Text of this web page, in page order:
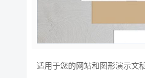
适用于您的网站和图形演示文